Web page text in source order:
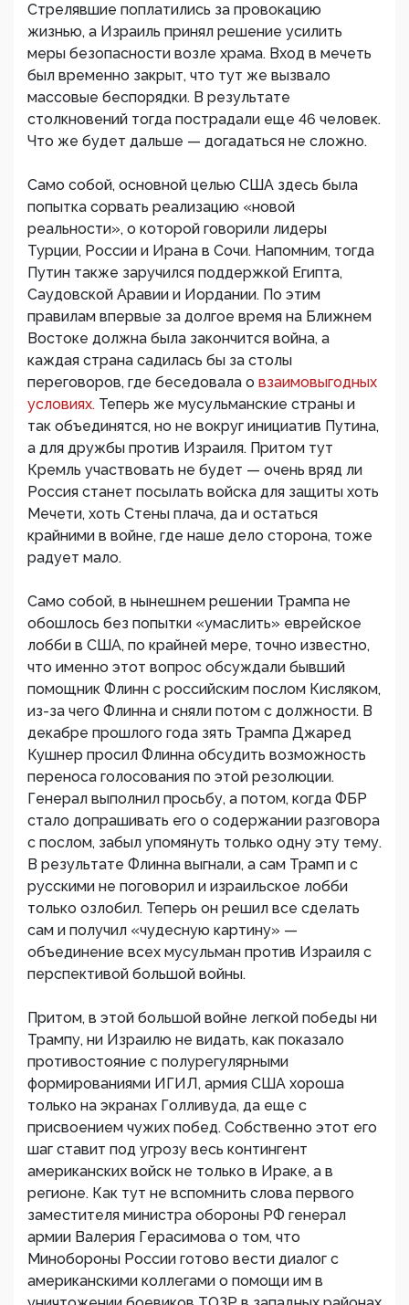
Стрелявшие поплатились за провокацию
жизнью, а Израиль принял решение усилить
меры безопасности возле храма. Вход в мечеть
был временно закрыт, что тут же вызвало
массовые беспорядки. В результате
столкновений тогда пострадали еще 46 человек.
Что же будет дальше — догадаться не сложно.
Само собой, основной целью США здесь была
попытка сорвать реализацию «новой
реальности», о которой говорили лидеры
Турции, России и Ирана в Сочи. Напомним, тогда
Путин также заручился поддержкой Египта,
Саудовской Аравии и Иордании. По этим
правилам впервые за долгое время на Ближнем
Востоке должна была закончится война, а
каждая страна садилась бы за столы
переговоров, где беседовала о взаимовыгодных
условиях. Теперь же мусульманские страны и
так объединятся, но не вокруг инициатив Путина,
а для дружбы против Израиля. Притом тут
Кремль участвовать не будет — очень вряд ли
Россия станет посылать войска для защиты хоть
Мечети, хоть Стены плача, да и остаться
крайними в войне, где наше дело сторона, тоже
радует мало.
Само собой, в нынешнем решении Трампа не
обошлось без попытки «умаслить» еврейское
лобби в США, по крайней мере, точно известно,
что именно этот вопрос обсуждали бывший
помощник Флинн с российским послом Кисляком,
из-за чего Флинна и сняли потом с должности. В
декабре прошлого года зять Трампа Джаред
Кушнер просил Флинна обсудить возможность
переноса голосования по этой резолюции.
Генерал выполнил просьбу, а потом, когда ФБР
стало допрашивать его о содержании разговора
с послом, забыл упомянуть только одну эту тему.
В результате Флинна выгнали, а сам Трамп и с
русскими не поговорил и израильское лобби
только озлобил. Теперь он решил все сделать
сам и получил «чудесную картину» —
объединение всех мусульман против Израиля с
перспективой большой войны.
Притом, в этой большой войне легкой победы ни
Трампу, ни Израилю не видать, как показало
противостояние с полурегулярными
формированиями ИГИЛ, армия США хороша
только на экранах Голливуда, да еще с
присвоением чужих побед. Собственно этот его
шаг ставит под угрозу весь контингент
американских войск не только в Ираке, а в
регионе. Как тут не вспомнить слова первого
заместителя министра обороны РФ генерал
армии Валерия Герасимова о том, что
Минобороны России готово вести диалог с
американскими коллегами о помощи им в